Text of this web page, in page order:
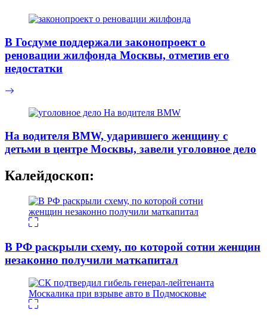
В Госдуме поддержали законопроект о
реновации жилфонда Москвы, отметив его
недостатки
На водителя BMW, ударившего женщину с
детьми в центре Москвы, завели уголовное дело
Калейдоскоп:
В РФ раскрыли схему, по которой сотни женщин
незаконно получили маткапитал